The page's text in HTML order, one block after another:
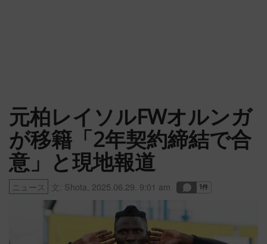
元柏レイソルFWオルンガ
が移籍「2年契約締結で合
意」と現地報道
ニュース 文: Shota 2025.06.29. 9:01 am